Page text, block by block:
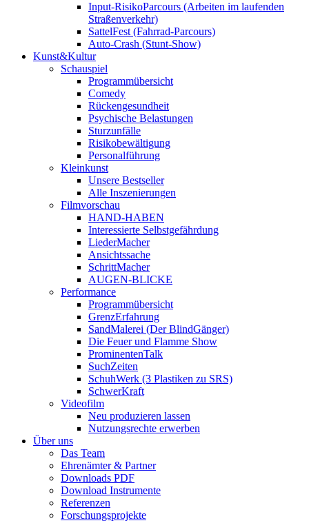
Input-RisikoParcours (Arbeiten im laufenden
Straßenverkehr)
SattelFest (Fahrrad-Parcours)
Auto-Crash (Stunt-Show)
Kunst&Kultur
Schauspiel
Programmübersicht
Comedy
Rückengesundheit
Psychische Belastungen
Sturzunfälle
Risikobewältigung
Personalführung
Kleinkunst
Unsere Bestseller
Alle Inszenierungen
Filmvorschau
HAND-HABEN
Interessierte Selbstgefährdung
LiederMacher
Ansichtssache
SchrittMacher
AUGEN-BLICKE
Performance
Programmübersicht
GrenzErfahrung
SandMalerei (Der BlindGänger)
Die Feuer und Flamme Show
ProminentenTalk
SuchZeiten
SchuhWerk (3 Plastiken zu SRS)
SchwerKraft
Videofilm
Neu produzieren lassen
Nutzungsrechte erwerben
Über uns
Das Team
Ehrenämter & Partner
Downloads PDF
Download Instrumente
Referenzen
Forschungsprojekte